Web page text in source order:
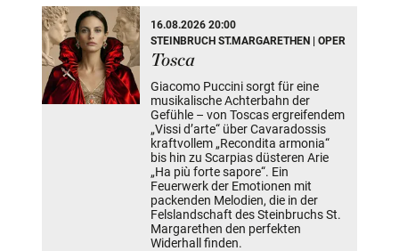
16.08.2026 20:00
STEINBRUCH ST.MARGARETHEN | OPER
Tosca
Giacomo Puccini sorgt für eine
musikalische Achterbahn der
Gefühle – von Toscas ergreifendem
„Vissi d’arte“ über Cavaradossis
kraftvollem „Recondita armonia“
bis hin zu Scarpias düsteren Arie
„Ha più forte sapore“. Ein
Feuerwerk der Emotionen mit
packenden Melodien, die in der
Felslandschaft des Steinbruchs St.
Margarethen den perfekten
Widerhall finden.